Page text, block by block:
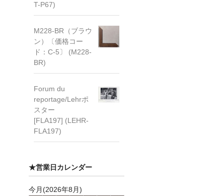
T-P67)
M228-BR（ブラウ
ン）〔価格コー
ド：C-5〕 (M228-
BR)
Forum du
reportage/Lehrポ
スター
[FLA197] (LEHR-
FLA197)
★営業日カレンダー
今月(2026年8月)